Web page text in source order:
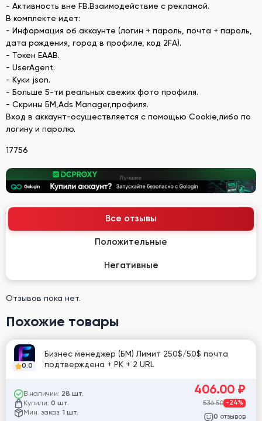
- Активность вне FB.Взаимодействие с рекламой.
В комплекте идет:
- Информация об аккаунте (логин + пароль, почта + пароль,
дата рождения, город в профиле, код 2FA).
- Токен EAAB.
- UserAgent.
- Куки json.
- Больше 5-ти реальных свежих фото профиля.
- Скрины БМ,Ads Manager,профиля.
Вход в аккаунт-осуществляется с помощью Cookie,либо по
логину и паролю.
17756
Все отзывы
Положительные
Негативные
Отзывов пока нет.
Похожие товары
0.0
Бизнес менеджер (БМ) Лимит 250$/50$ почта
подтверждена + РК + 2 URL
В наличии: 28 шт.
Купили: 0 шт.
Мин. заказ: 1 шт.
406.00 ₽
536.50 -24%
0 отзывов